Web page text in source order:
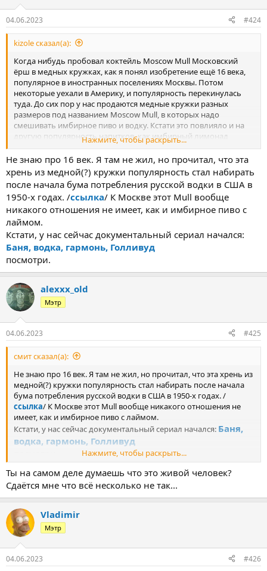
04.06.2023 #424
kizole сказал(а):
Когда нибудь пробовал коктейль Moscow Mull Московский
ёрш в медных кружках, как я понял изобретение ещё 16 века,
популярное в иностранных поселениях Москвы. Потом
некоторые уехали в Америку, и популярность перекинулась
туда. До сих пор у нас продаются медные кружки разных
размеров под названием Moscow Mull, в которых надо
смешивать имбирное пиво и водку. Кстати это повлияло и на
другую популярность напитков, как имбирный лимонад
-джинджарелла, который намного популярнее пепси и коки
даже вместе взятых.
Нажмите, чтобы раскрыть...
Не знаю про 16 век. Я там не жил, но прочитал, что эта
хрень из медной(?) кружки популярность стал набирать
после начала бума потребления русской водки в США в
1950-х годах. /ссылка/ К Москве этот Mull вообще
никакого отношения не имеет, как и имбирное пиво с
лаймом.
Кстати, у нас сейчас документальный сериал начался:
Баня, водка, гармонь, Голливуд
посмотри.
alexxx_old
Мэтр
04.06.2023 #425
смит сказал(а):
Не знаю про 16 век. Я там не жил, но прочитал, что эта хрень из
медной(?) кружки популярность стал набирать после начала
бума потребления русской водки в США в 1950-х годах. /
ссылка/ К Москве этот Mull вообще никакого отношения не
имеет, как и имбирное пиво с лаймом.
Кстати, у нас сейчас документальный сериал начался: Баня,
водка, гармонь, Голливуд
Нажмите, чтобы раскрыть...
Ты на самом деле думаешь что это живой человек?
Сдаётся мне что всё несколько не так...
Vladimir
Мэтр
04.06.2023 #426